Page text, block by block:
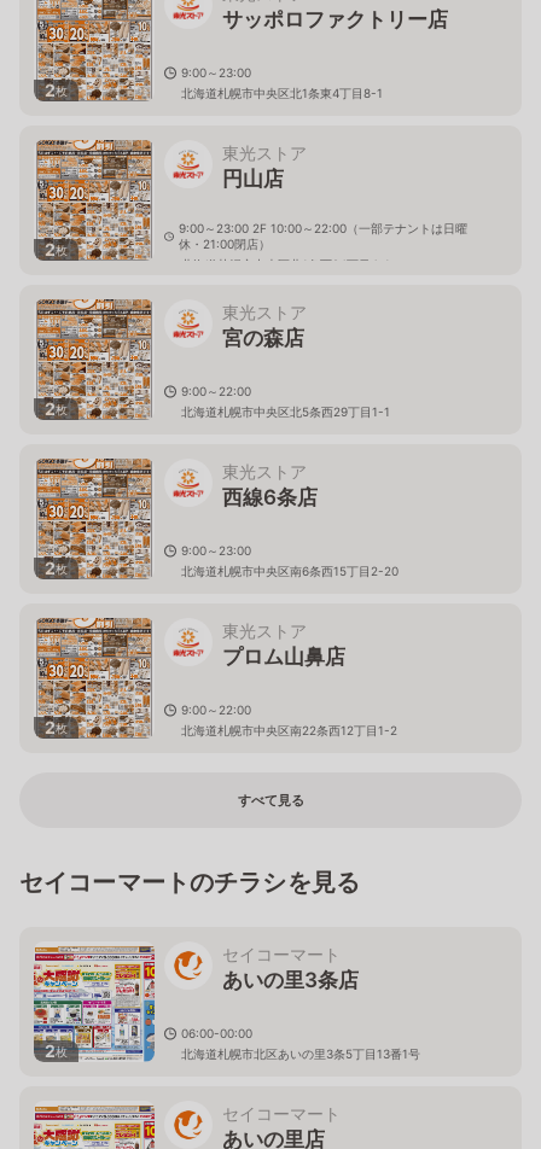
2枚
サッポロファクトリー店
9:00～23:00
北海道札幌市中央区北1条東4丁目8-1
2枚
東光ストア
円山店
9:00～23:00 2F 10:00～22:00（一部テナントは日曜
休・21:00閉店）
北海道札幌市中央区北1条西24丁目4-1
2枚
東光ストア
宮の森店
9:00～22:00
北海道札幌市中央区北5条西29丁目1-1
2枚
東光ストア
西線6条店
9:00～23:00
北海道札幌市中央区南6条西15丁目2-20
2枚
東光ストア
プロム山鼻店
9:00～22:00
北海道札幌市中央区南22条西12丁目1-2
すべて見る
セイコーマートのチラシを見る
2枚
セイコーマート
あいの里3条店
06:00-00:00
北海道札幌市北区あいの里3条5丁目13番1号
セイコーマート
あいの里店